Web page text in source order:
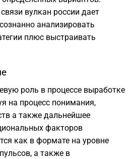
вулкан россии дает
анализировать
плюс выстраивать
роль в процессе выработке
на процесс понимания,
а также дальнейшее
факторов
как в формате на уровне
а также в